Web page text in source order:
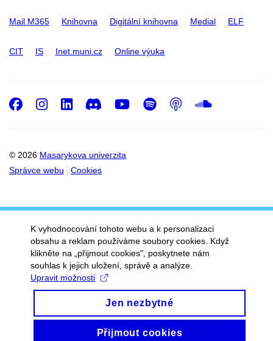
Mail M365 Knihovna Digitální knihovna Medial ELF
CIT IS Inet.muni.cz Online výuka
© 2026 Masarykova univerzita
Správce webu
Cookies
Facebook
Instagram
LinkedIn
DiscordYoutube
Spotify
Podcast
K vyhodnocování tohoto webu a k personalizaci
obsahu a reklam používáme soubory cookies. Když
klikněte na „přijmout cookies", poskytnete nám
souhlas k jejich uložení, správě a analýze.
Upravit možnosti
Jen nezbytné
Přijmout cookies